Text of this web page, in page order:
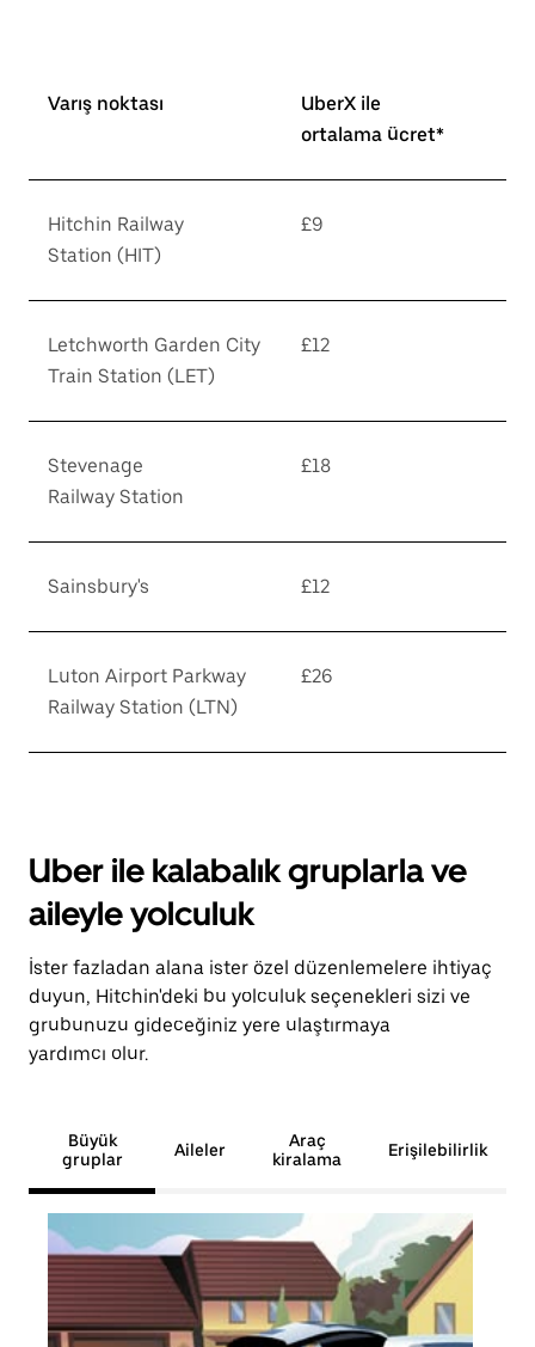
Varış noktası
UberX ile
ortalama ücret*
Hitchin Railway
Station (HIT)
£9
Letchworth Garden City
Train Station (LET)
£12
Stevenage
Railway Station
£18
Sainsbury's £12
Luton Airport Parkway
Railway Station (LTN)
£26
Uber ile kalabalık gruplarla ve
aileyle yolculuk
İster fazladan alana ister özel düzenlemelere ihtiyaç
duyun, Hitchin'deki bu yolculuk seçenekleri sizi ve
grubunuzu gideceğiniz yere ulaştırmaya
yardımcı olur.
Büyük
gruplar
Aileler
Araç
kiralama
Erişilebilirlik